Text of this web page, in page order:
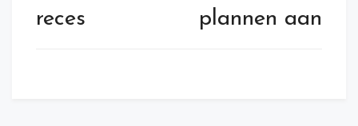
reces
plannen aan